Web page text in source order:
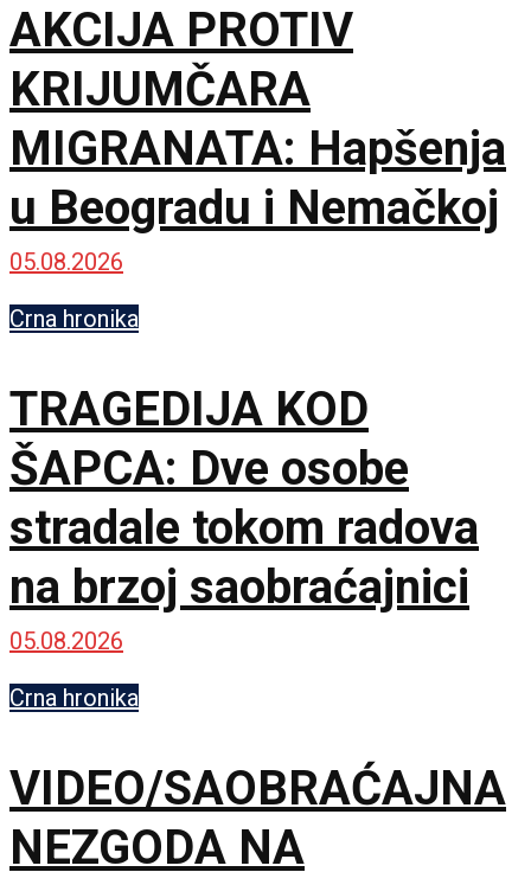
AKCIJA PROTIV
KRIJUMČARA
MIGRANATA: Hapšenja
u Beogradu i Nemačkoj
05.08.2026
Crna hronika
TRAGEDIJA KOD
ŠAPCA: Dve osobe
stradale tokom radova
na brzoj saobraćajnici
05.08.2026
Crna hronika
VIDEO/SAOBRAĆAJNA
NEZGODA NA